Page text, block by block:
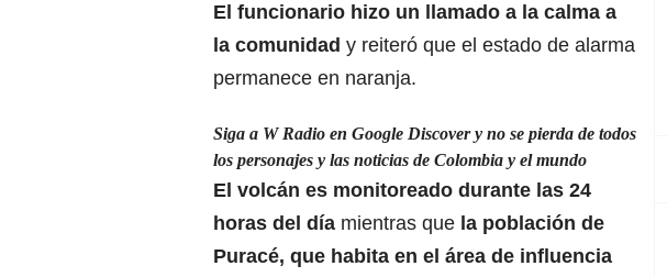
El funcionario hizo un llamado a la calma a
la comunidad y reiteró que el estado de alarma
permanece en naranja.
Siga a W Radio en Google Discover y no se pierda de todos
los personajes y las noticias de Colombia y el mundo
El volcán es monitoreado durante las 24
horas del día mientras que la población de
Puracé, que habita en el área de influencia